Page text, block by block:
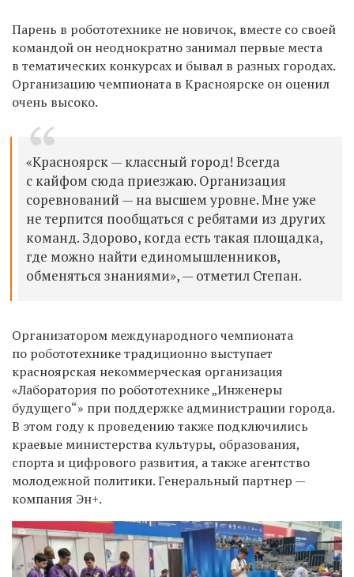
Парень в робототехнике не новичок, вместе со своей
командой он неоднократно занимал первые места
в тематических конкурсах и бывал в разных городах.
Организацию чемпионата в Красноярске он оценил
очень высоко.
«Красноярск — классный город! Всегда
с кайфом сюда приезжаю. Организация
соревнований — на высшем уровне. Мне уже
не терпится пообщаться с ребятами из других
команд. Здорово, когда есть такая площадка,
где можно найти единомышленников,
обменяться знаниями», — отметил Степан.
Организатором международного чемпионата
по робототехнике традиционно выступает
красноярская некоммерческая организация
«Лаборатория по робототехнике „Инженеры
будущего“» при поддержке администрации города.
В этом году к проведению также подключились
краевые министерства культуры, образования,
спорта и цифрового развития, а также агентство
молодежной политики. Генеральный партнер —
компания Эн+.